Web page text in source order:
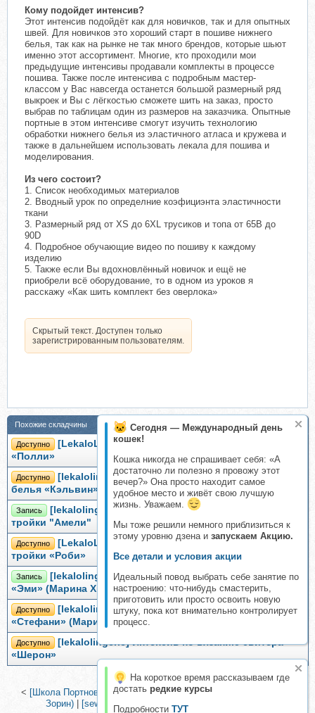
Сегодня — Международный день
кошек!
Кошка никогда не спрашивает себя: «А
достаточно ли полезно я провожу этот
вечер?» Она просто находит самое
удобное место и живёт свою лучшую
жизнь. Уважаем.
Мы тоже решили немного приблизиться к
этому уровню дзена и запускаем Акцию.
Все детали и условия акции
Идеальный повод выбрать себе занятие по
настроению: что-нибудь смастерить,
приготовить или просто освоить новую
штуку, пока кот внимательно контролирует
процесс.
На короткое время рассказываем где
достать редкие курсы
Подробности ТУТ
Кому подойдет интенсив?
Этот интенсив подойдёт как для новичков, так и для опытных
швей. Для новичков это хороший старт в пошиве нижнего
белья, так как на рынке не так много брендов, которые шьют
именно этот ассортимент. Многие, кто проходили мои
предыдущие интенсивы продавали комплекты в процессе
пошива. Также после интенсива с подробным мастер-
классом у Вас навсегда останется большой размерный ряд
выкроек и Вы с лёгкостью сможете шить на заказ, просто
выбрав по таблицам один из размеров на заказчика. Опытные
портные в этом интенсиве смогут изучить технологию
обработки нижнего белья из эластичного атласа и кружева и
также в дальнейшем использовать лекала для пошива и
моделирования.
Из чего состоит?
1. Список необходимых материалов
2. Вводный урок по определние коэфициэнта эластичности
ткани
3. Размерный ряд от XS до 6XL трусиков и топа от 65B до
90D
4. Подробное обучающие видео по пошиву к каждому
изделию
5. Также если Вы вдохновлённый новичок и ещё не
приобрели всё оборудование, то в одном из уроков я
расскажу «Как шить комплект без оверлока»
Скрытый текст. Доступен только
зарегистрированным пользователям.
Похожие складчины
Доступно
[LekaloLingerie] Интенсив по пошиву комплекта
«Полли»
Доступно
[lekalolingerie] Интенсив по пошиву комплекта
белья «Кэльвин» (Марина Хмель)
Запись
[lekalolingerie] Интенсив по пошиву комплекта
тройки "Амели"
Доступно
[LekaloLingerie] Интенсив по пошиву комплекта-
тройки «Роби»
Запись
[lekalolingerie] Марафон по пошиву комплекта
«Эми» (Марина Хмель)
Доступно
[lekalolingerie] Интенсив по пошиву комплекта
«Стефани» (Марина Хмель)
Доступно
[lekalolingerie] Интенсив по вязанию свитера
«Шерон»
< [Школа Портновского Мастерства] Женский костюм (Дмитрий
Зорин)| [sewelement] Трусики Mia. Размер XS-3XL